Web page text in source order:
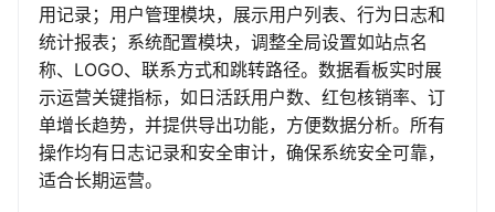
用记录；用户管理模块，展示用户列表、行为日志和
统计报表；系统配置模块，调整全局设置如站点名
称、LOGO、联系方式和跳转路径。数据看板实时展
示运营关键指标，如日活跃用户数、红包核销率、订
单增长趋势，并提供导出功能，方便数据分析。所有
操作均有日志记录和安全审计，确保系统安全可靠，
适合长期运营。